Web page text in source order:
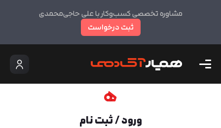
مشاوره تخصصی کسب‌وکار با علی حاجی‌محمدی
ثبت درخواست
ورود / ثبت نام